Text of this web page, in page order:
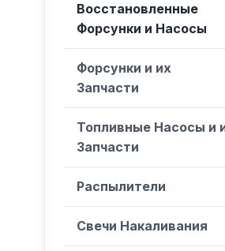
Восстановленные
Форсунки и Насосы
Форсунки и их
Запчасти
Топливные Насосы и
Запчасти
Распылители
Свечи Накаливания